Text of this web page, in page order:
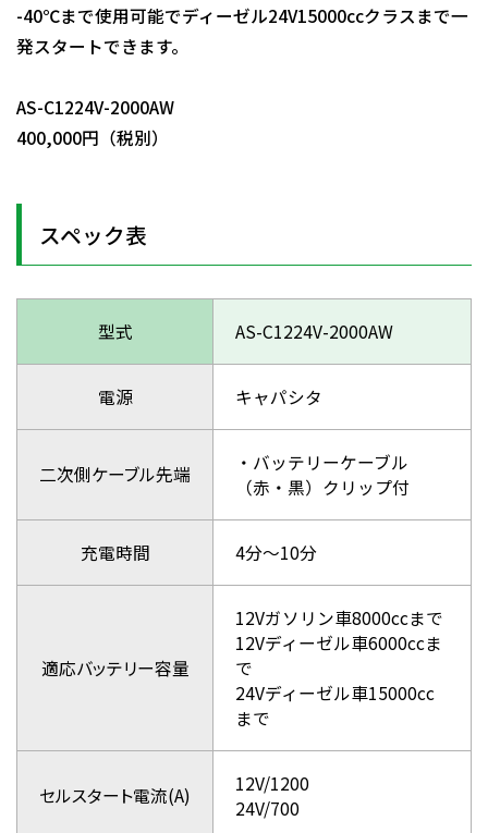
-40℃まで使用可能でディーゼル24V15000ccクラスまで一
発スタートできます。
AS-C1224V-2000AW
400,000円（税別）
スペック表
型式 AS-C1224V-2000AW
電源 キャパシタ
二次側ケーブル先端
・バッテリーケーブル
（赤・黒）クリップ付
充電時間 4分～10分
適応バッテリー容量
12Vガソリン車8000ccまで
12Vディーゼル車6000ccま
で
24Vディーゼル車15000cc
まで
セルスタート電流(A)
12V/1200
24V/700